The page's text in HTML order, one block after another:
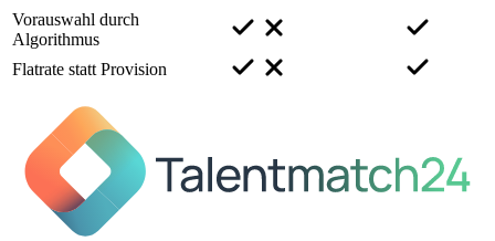
Vorauswahl durch
Algorithmus
Flatrate statt Provision